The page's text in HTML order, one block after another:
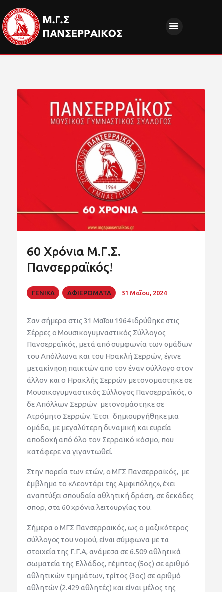
ΑΚΑΔΗΜΙΕΣ
ΦΙΛΑΘΛΟΙ
EUROPEAN PROGRAMS
ΚΟΙΝΩΝΙΚΗ ΕΥΘΥΝΗ
ΧΟΡΗΓΟΙ
FANZONE
60 Χρόνια Μ.Γ.Σ.
Πανσερραϊκός!
ΓΕΝΙΚΑ ΑΦΙΕΡΩΜΑΤΑ 31 Μαΐου, 2024
Σαν σήμερα στις 31 Μαΐου 1964ιδρύθηκεστις
Σέρρες ο Μουσικογυμναστικός Σύλλογος
Πανσερραϊκός, μετά από συμφωνία των ομάδων
του Απόλλωνα και του Ηρακλή Σερρών, έγινε
μετακίνηση παικτών από τον έναν σύλλογο στον
άλλον και ο Ηρακλής Σερρών μετονομαστηκεσε
Μουσικογυμναστικός Σύλλογος Πανσερραϊκός, ο
δε Απόλλων Σερρών μετονομάστηκεσε
Ατρόμητο Σερρών. Έτσι δημιουργήθηκε μια
ομάδα, με μεγαλύτερη δυναμική και ευρεία
αποδοχή από όλο τον Σερραϊκό κόσμο, που
κατάφερε να γιγαντωθεί.
Στην πορεία των ετών, ο ΜΓΣ Πανσερραϊκός, με
έμβλημα το «Λεοντάρι της Αμφιπόλης», έχει
αναπτύξει σπουδαία αθλητική δράση, σε δεκάδες
σπορ, στα 60χρόνια λειτουργίας του.
Σήμερα ο ΜΓΣ Πανσερραϊκός, ως ο μαζικότερος
σύλλογος του νομού, είναι σύμφωνα με τα
στοιχεία της Γ.Γ.Α, ανάμεσα σε6.509 αθλητικά
σωματεία της Ελλάδος, πέμπτος (5ος) σε αριθμό
αθλητικών τμημάτων, τρίτος (3ος) σε αριθμό
αθλητών (2.429 αθλητές) και είναι μέλος της